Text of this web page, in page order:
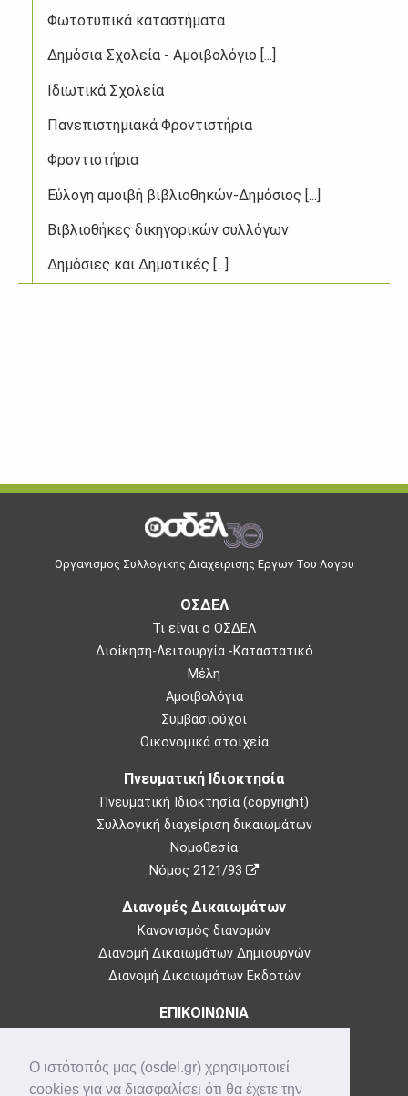
Ο ιστότοπός μας (osdel.gr) χρησιμοποιεί
cookies για να διασφαλίσει ότι θα έχετε την
Φωτοτυπικά καταστήματα​
Δημόσια Σχολεία - Αμοιβολόγιο [...]
Ιδιωτικά Σχολεία
Πανεπιστημιακά Φροντιστήρια
Φροντιστήρια
Εύλογη αμοιβή βιβλιοθηκών-Δημόσιος [...]
Βιβλιοθήκες δικηγορικών συλλόγων
Δημόσιες και Δημοτικές [...]
Οργανισμος Συλλογικης Διαχειρισης Εργων Του Λογου
ΟΣΔΕΛ
Τι είναι ο ΟΣΔΕΛ
Διοίκηση-Λειτουργία -Καταστατικό
Μέλη
Αμοιβολόγια
Συμβασιούχοι
Οικονομικά στοιχεία
Πνευματική Ιδιοκτησία
Πνευματική Ιδιοκτησία (copyright)
Συλλογική διαχείριση δικαιωμάτων
Νομοθεσία
Νόμος 2121/93
Διανομές Δικαιωμάτων
Κανονισμός διανομών
Διανομή Δικαιωμάτων Δημιουργών
Διανομή Δικαιωμάτων Εκδοτών
ΕΠΙΚΟΙΝΩΝΙΑ
Τηλ: 210-3849100